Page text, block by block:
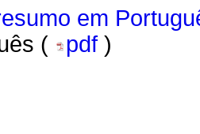
em
(
pdf )